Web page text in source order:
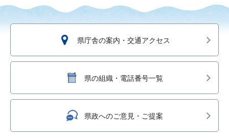
県庁舎の案内・交通アクセス
県の組織・電話番号一覧
県政へのご意見・ご提案